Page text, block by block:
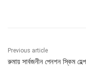
Previous article
রুমায় সার্বজনীন পেনশন স্কিম